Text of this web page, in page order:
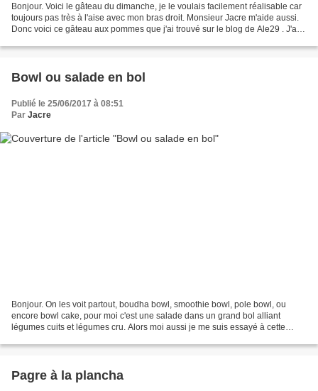
Bonjour. Voici le gâteau du dimanche, je le voulais facilement réalisable car
toujours pas très à l'aise avec mon bras droit. Monsieur Jacre m'aide aussi.
Donc voici ce gâteau aux pommes que j'ai trouvé sur le blog de Ale29 . J'au
Bowl ou salade en bol
Publié le 25/06/2017 à 08:51
Par Jacre
Bonjour. On les voit partout, boudha bowl, smoothie bowl, pole bowl, ou
encore bowl cake, pour moi c'est une salade dans un grand bol alliant
légumes cuits et légumes cru. Alors moi aussi je me suis essayé à cette
Pagre à la plancha